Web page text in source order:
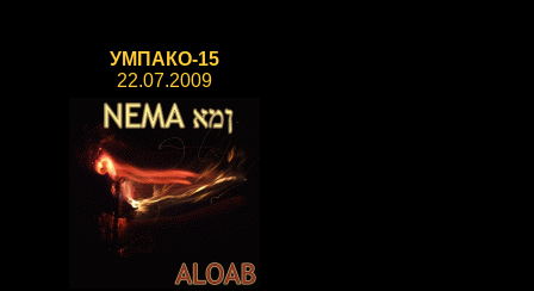
УМПАКО-15
22.07.2009